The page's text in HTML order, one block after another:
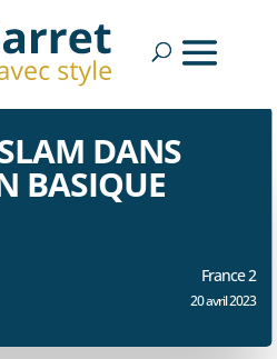
DANS
BASIQUE
France 2
20 avril 2023